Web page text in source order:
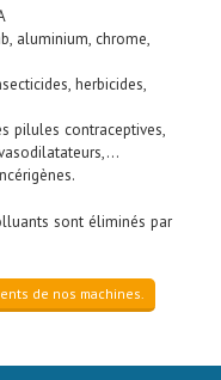
aluminium, chrome,
herbicides,
pilules contraceptives,
sont éliminés par
de nos machines.